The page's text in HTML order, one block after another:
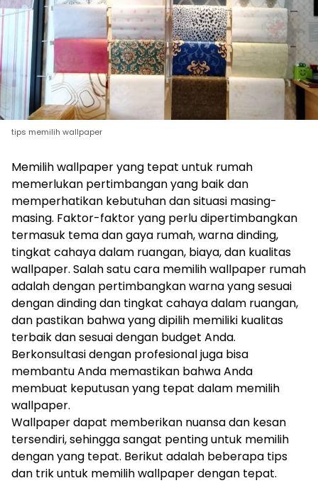
tips memilih wallpaper
Memilih wallpaper yang tepat untuk rumah
memerlukan pertimbangan yang baik dan
memperhatikan kebutuhan dan situasi masing-
masing. Faktor-faktor yang perlu dipertimbangkan
termasuk tema dan gaya rumah, warna dinding,
tingkat cahaya dalam ruangan, biaya, dan kualitas
wallpaper. Salah satu cara memilih wallpaper rumah
adalah dengan pertimbangkan warna yang sesuai
dengan dinding dan tingkat cahaya dalam ruangan,
dan pastikan bahwa yang dipilih memiliki kualitas
terbaik dan sesuai dengan budget Anda.
Berkonsultasi dengan profesional juga bisa
membantu Anda memastikan bahwa Anda
membuat keputusan yang tepat dalam memilih
wallpaper.
Wallpaper dapat memberikan nuansa dan kesan
tersendiri, sehingga sangat penting untuk memilih
dengan yang tepat. Berikut adalah beberapa tips
dan trik untuk memilih wallpaper dengan tepat.